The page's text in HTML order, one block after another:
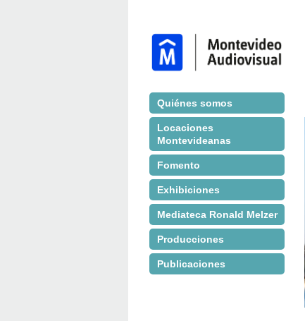
Quiénes somos
Locaciones
Montevideanas
Fomento
Exhibiciones
Mediateca Ronald Melzer
Producciones
Publicaciones